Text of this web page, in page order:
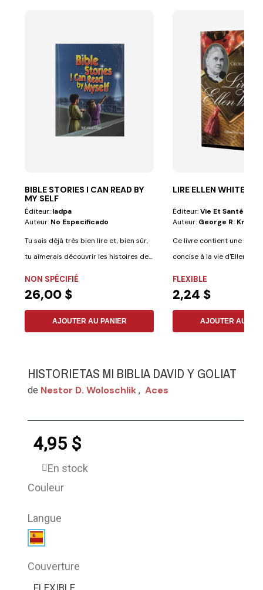
BIBLE STORIES I CAN READ BY
MY SELF
Éditeur: Iadpa
Auteur: No Especificado
Tu sais déjà très bien lire et, bien sûr,
tu aimerais découvrir les histoires de...
NON SPÉCIFIÉ
26,00 $
AJOUTER AU PANIER
LIRE ELLEN WHITE
Éditeur:Vie Et Santé
Auteur: George R. Knight
Ce livre contient une
concise à la vie d'Ellen
FLEXIBLE
2,24 $
AJOUTER AU
HISTORIETAS MI BIBLIA DAVID Y GOLIAT
de Nestor D. Woloschlik , Aces
4,95 $
En stock
Couleur
Langue
Couverture
FLEXIBLE